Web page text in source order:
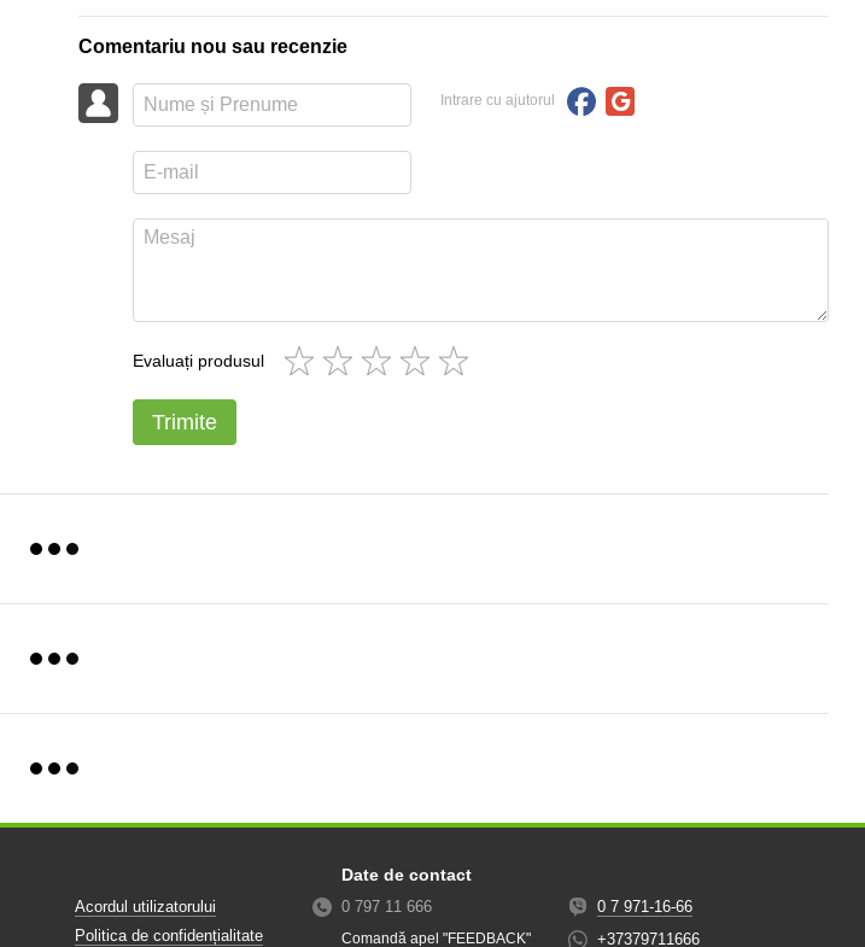
Comentariu nou sau recenzie
Intrare cu ajutorul
Evaluați produsul
Trimite
Acordul utilizatorului
Politica de confidențialitate
Date de contact
0 797 11 666
Comandă apel "FEEDBACK"
0 7 971-16-66
+37379711666